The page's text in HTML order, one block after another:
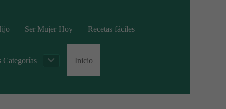
Ser Mujer Hoy Recetas fáciles
Categorías Inicio